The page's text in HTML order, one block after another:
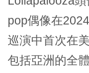
pop偶像在
巡演中首次在
包括亞洲的全